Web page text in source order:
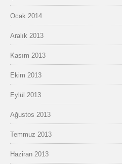
Ocak 2014
Aralık 2013
Kasım 2013
Ekim 2013
Eylül 2013
Ağustos 2013
Temmuz 2013
Haziran 2013